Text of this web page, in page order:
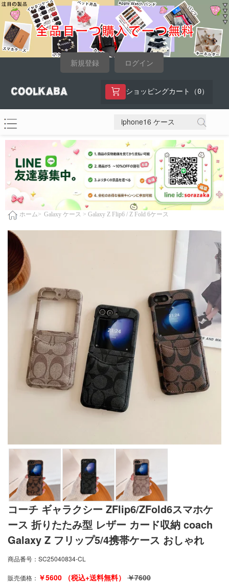
新規登録 ログイン
ショッピングカート（ 0）
ホーム> Galaxy ケース > Galaxy Z Flip6 / Z Fold 6ケース
コーチ ギャラクシー ZFlip6/ZFold6スマホケ
ース 折りたたみ型 レザー カード収納 coach
Galaxy Z フリップ5/4携帯ケース おしゃれ
商品番号： SC25040834-CL
販売価格： ￥5600 （税込+送料無料） ￥7600